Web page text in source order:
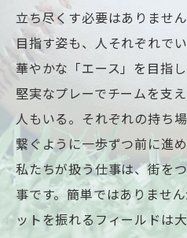
立ち尽くす必要はありません
目指す姿も、人それぞれで
華やかな「エース」を目指
堅実なプレーでチームを支
人もいる。それぞれの持ち
繋ぐように一歩ずつ前に進
私たちが扱う仕事は、街を
事です。簡単ではありませ
ットを振れるフィールドは